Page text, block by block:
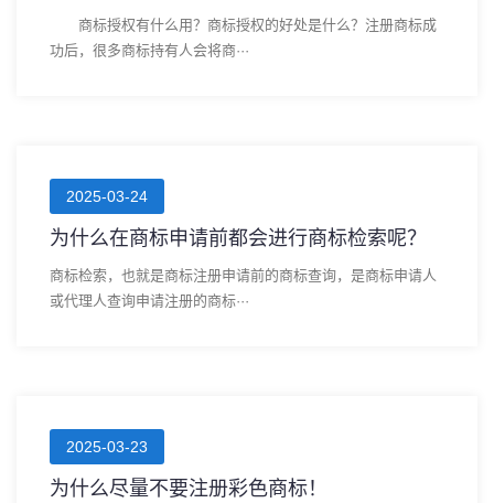
商标授权有什么用？商标授权的好处是什么？注册商标成
功后，很多商标持有人会将商···
2025-03-24
为什么在商标申请前都会进行商标检索呢？
商标检索，也就是商标注册申请前的商标查询，是商标申请人
或代理人查询申请注册的商标···
2025-03-23
为什么尽量不要注册彩色商标！